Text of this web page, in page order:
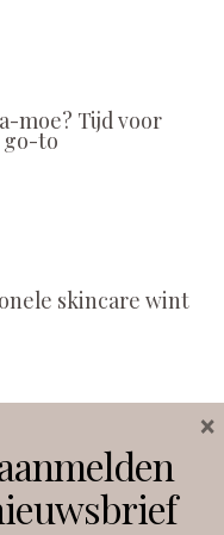
moe? Tijd voor
go-to
skincare wint
Facebook
×